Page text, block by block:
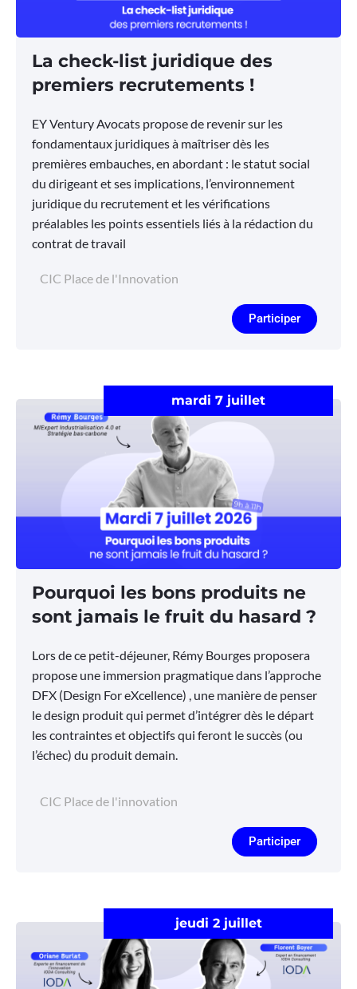
La check-list juridique des
premiers recrutements !
EY Ventury Avocats propose de revenir sur les
fondamentaux juridiques à maîtriser dès les
premières embauches, en abordant : le statut social
du dirigeant et ses implications, l’environnement
juridique du recrutement et les vérifications
préalables les points essentiels liés à la rédaction du
contrat de travail
CIC Place de l'Innovation
Participer
mardi 7 juillet
Pourquoi les bons produits ne
sont jamais le fruit du hasard ?
Lors de ce petit-déjeuner, Rémy Bourges proposera
propose une immersion pragmatique dans l’approche
DFX (Design For eXcellence) , une manière de penser
le design produit qui permet d’intégrer dès le départ
les contraintes et objectifs qui feront le succès (ou
l’échec) du produit demain.
CIC Place de l'innovation
Participer
jeudi 2 juillet